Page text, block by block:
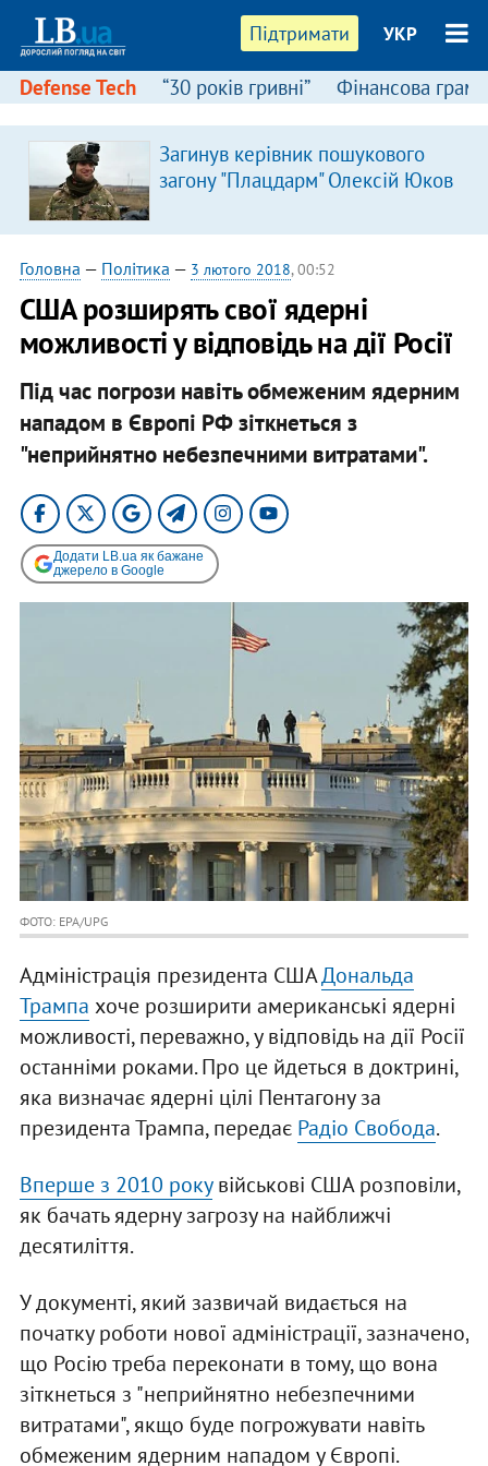
Підтримати УКР
Defense Tech “30 років гривні” Фінансова
Загинув керівник пошукового
загону "Плацдарм" Олексій Юков
Головна — Політика — 3 лютого 2018, 00:52
США розширять свої ядерні
можливості у відповідь на дії Росії
Під час погрози навіть обмеженим ядерним
нападом в Європі РФ зіткнеться з
"неприйнятно небезпечними витратами".
Додати LB.ua як бажане
джерело в Google
ФОТО: EPA/UPG
Адміністрація президента СШАДональда
Трампа хоче розширити американські ядерні
можливості, переважно, у відповідь на дії Росії
останніми роками. Про це йдеться в доктрині,
яка визначає ядерні цілі Пентагону за
президента Трампа, передає Радіо Свобода.
Вперше з 2010 рокувійськові США розповіли,
як бачать ядерну загрозу на найближчі
десятиліття.
У документі, який зазвичай видається на
початку роботи нової адміністрації, зазначено,
що Росію треба переконати в тому, що вона
зіткнеться з "неприйнятно небезпечними
витратами", якщо буде погрожувати навіть
обмеженим ядерним нападом у Європі.